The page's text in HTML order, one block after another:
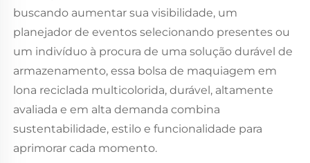
buscando aumentar sua visibilidade, um
planejador de eventos selecionando presentes ou
um indivíduo à procura de uma solução durável de
armazenamento, essa bolsa de maquiagem em
lona reciclada multicolorida, durável, altamente
avaliada e em alta demanda combina
sustentabilidade, estilo e funcionalidade para
aprimorar cada momento.